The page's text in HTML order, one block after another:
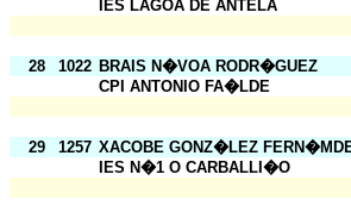
IES LAGOA DE ANTELA
28
1022 BRAIS N�VOA RODR�GUEZ
CPI ANTONIO FA�LDE
29
1257 XACOBE GONZ�LEZ
IES N�1 O CARBALLI�O